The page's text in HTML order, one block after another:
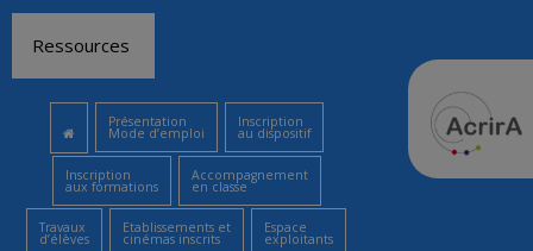
contenu
Ressources
Présentation
Mode d’emploi
Inscription
au dispositif
Inscription
aux formations
Accompagnement
en classe
Travaux
d’élèves
Etablissements et
cinémas inscrits
Espace
exploitants